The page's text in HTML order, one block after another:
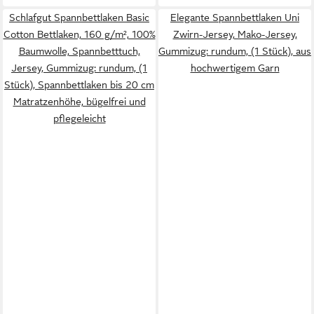
Schlafgut Spannbettlaken Basic
Cotton Bettlaken, 160 g/m², 100%
Baumwolle, Spannbetttuch,
Jersey, Gummizug: rundum, (1
Stück), Spannbettlaken bis 20 cm
Matratzenhöhe, bügelfrei und
pflegeleicht
Elegante Spannbettlaken Uni
Zwirn-Jersey, Mako-Jersey,
Gummizug: rundum, (1 Stück), aus
hochwertigem Garn